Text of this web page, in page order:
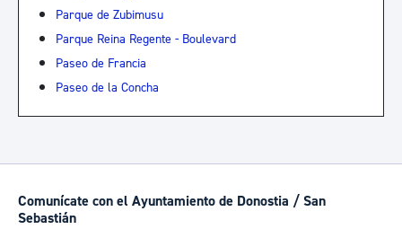
Parque de Zubimusu
Parque Reina Regente - Boulevard
Paseo de Francia
Paseo de la Concha
Comunícate con el Ayuntamiento de Donostia / San
Sebastián